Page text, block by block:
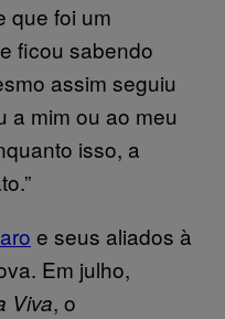
que foi um
ficou sabendo
assim seguiu
a mim ou ao meu
isso, a
e seus aliados à
Em julho,
Viva, o